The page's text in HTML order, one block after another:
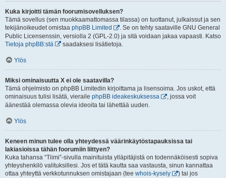
Kuka kirjoitti tämän foorumisovelluksen?
Tämä sovellus (sen muokkaamattomassa tilassa) on tuottanut, julkaissut ja sen
tekijänoikeudet omistaa phpBB Limited
. Se on tehty saataville GNU General
Public Licensenssin, versiolla 2 (GPL-2.0) ja sitä voidaan jakaa vapaasti. Katso
Tietoja phpBB:stä
saadaksesi lisätietoja.
Ylös
Miksi ominaisuutta X ei ole saatavilla?
Tämä ohjelmisto on phpBB Limitedin kirjoittama ja lisensoima. Jos uskot, että
ominaisuus tulisi lisätä, vieraile phpBB ideakeskuksessa
, jossa voit
äänestää olemassa olevia ideoita tai lähettää uuden.
Ylös
Keneen minun tulee olla yhteydessä väärinkäytöstapauksissa tai
lakiasioissa tähän foorumiin liittyen?
Kuka tahansa “Tiimi”-sivulla mainituista ylläpitäjistä on todennäköisesti sopiva
yhteyshenkilö valituksillesi. Jos et tätä kautta saa vastausta, sinun kannattaa
ottaa yhteyttä verkkotunnuksen omistajaan (tee whois-kysely
) tai jos